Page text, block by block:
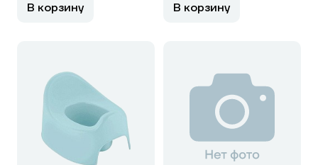
В корзину В корзину